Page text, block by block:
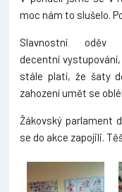
moc nám to slušelo.
Slavnostní
decentní vystupování,
stále platí, že šaty
zahození umět se
Žákovský parlament
se do akce zapojili.